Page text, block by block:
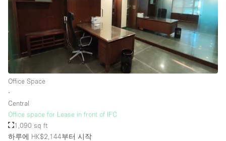
Office Space
∙
Central
Office space for Lease in front of IFC
1,090 sq ft
하루에 HK$2,144부터 시작